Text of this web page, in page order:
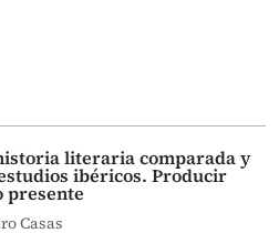
literaria comparada y
ibéricos. Producir
presente
Casas